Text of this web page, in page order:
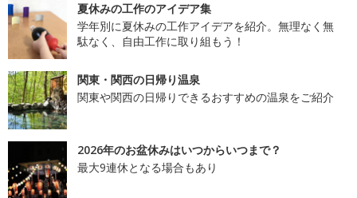
夏休みの工作のアイデア集
学年別に夏休みの工作アイデアを紹介。無理なく無
駄なく、自由工作に取り組もう！
関東・関西の日帰り温泉
関東や関西の日帰りできるおすすめの温泉をご紹介
2026年のお盆休みはいつからいつまで？
最大9連休となる場合もあり